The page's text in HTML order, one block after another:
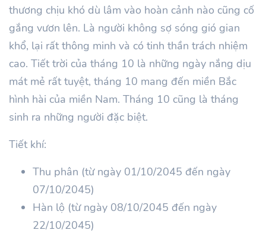
thương chịu khó dù lâm vào hoàn cảnh nào cũng cố
gắng vươn lên. Là người không sợ sóng gió gian
khổ, lại rất thông minh và có tinh thần trách nhiệm
cao. Tiết trời của tháng 10 là những ngày nắng dịu
mát mẻ rất tuyệt, tháng 10 mang đến miền Bắc
hình hài của miền Nam. Tháng 10 cũng là tháng
sinh ra những người đặc biệt.
Tiết khí:
Thu phân (từ ngày 01/10/2045 đến ngày
07/10/2045)
Hàn lộ (từ ngày 08/10/2045 đến ngày
22/10/2045)